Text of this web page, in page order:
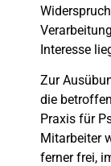
Interesse
Zur
die
Praxis für
Mitarbeiter
ferner frei,